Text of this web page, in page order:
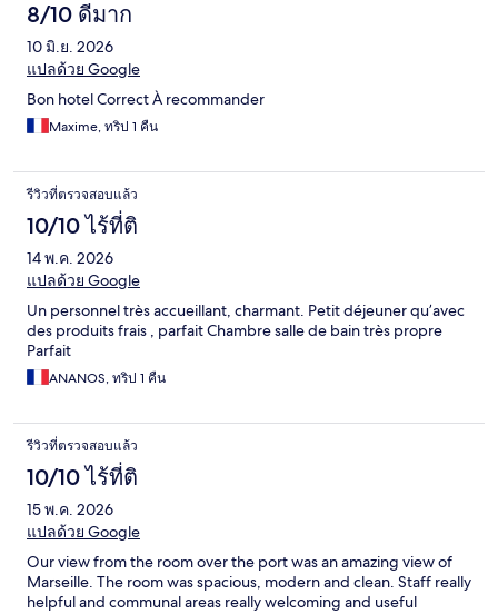
8/10 ดีมาก
10 มิ.ย. 2026
แปลด้วย Google
Bon hotel Correct À recommander
Maxime, ทริป 1 คืน
รีวิวที่ตรวจสอบแล้ว
10/10 ไร้ที่ติ
14 พ.ค. 2026
แปลด้วย Google
Un personnel très accueillant, charmant. Petit déjeuner qu’avec
des produits frais , parfait Chambre salle de bain très propre
Parfait
ANANOS, ทริป 1 คืน
รีวิวที่ตรวจสอบแล้ว
10/10 ไร้ที่ติ
15 พ.ค. 2026
แปลด้วย Google
Our view from the room over the port was an amazing view of
Marseille. The room was spacious, modern and clean. Staff really
helpful and communal areas really welcoming and useful